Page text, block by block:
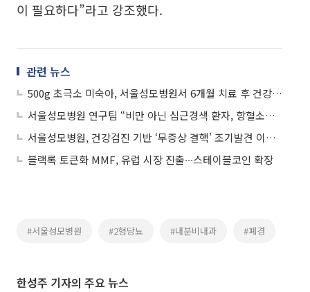
이 필요하다”라고 강조했다.
관련 뉴스
500g 초극소 미숙아, 서울성모병원서 6개월 치료 후 건강히 퇴원
서울성모병원 연구팀 “비만 아닌 심근경색 환자, 항혈소판제 감량 효과적”
서울성모병원, 건강검진 기반 ‘무증상 결핵’ 조기발견 이점 입증
블랙록 토큰화 MMF, 유럽 시장 진출∙∙∙스테이블코인 확장
#서울성모병원 #2형당뇨 #내분비내과 #폐경
한성주 기자의 주요 뉴스